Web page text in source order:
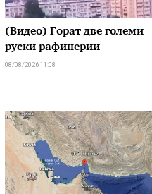
(Видео) Горат две големи
руски рафинерии
08/08/2026 11:08